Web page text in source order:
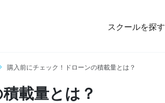
スクールを探す
購入前にチェック！ドローンの積載量とは？
載量とは？